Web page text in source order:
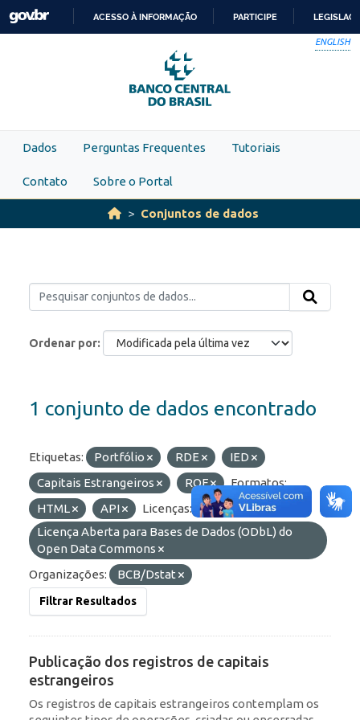
Skip to main content
PARA
O
CONTEÚDO
ACESSO À INFORMAÇÃO PARTICIPE
ENGLISH
Dados Perguntas Frequentes Tutoriais
Contato Sobre o Portal
Conjuntos de dados
Ordenar por
1 conjunto de dados encontrado
Etiquetas: Portfólio RDE
IED
Capitais Estrangeiros
ROF
Formatos:
HTML
API
Licenças:
Licença Aberta para Bases de Dados (ODbL) do
Open Data Commons
Organizações:
BCB/Dstat
Filtrar Resultados
Publicação dos registros de capitais
estrangeiros
Os registros de capitais estrangeiros contemplam os